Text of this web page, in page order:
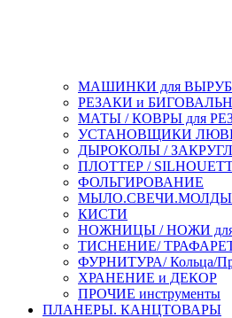
МАШИНКИ для
РЕЗАКИ и
МАТЫ / КОВРЫ для
УСТАНОВЩИКИ
ДЫРОКОЛЫ /
ПЛОТТЕР /
ФОЛЬГИРОВАНИЕ
МЫЛО.СВЕЧИ.МОЛДЫ /
КИСТИ
НОЖНИЦЫ / НОЖИ для
ТИСНЕНИЕ/
ФУРНИТУРА/ Кольца/
ХРАНЕНИЕ и ДЕКОР
ПРОЧИЕ инструменты
ПЛАНЕРЫ. КАНЦТОВАРЫ